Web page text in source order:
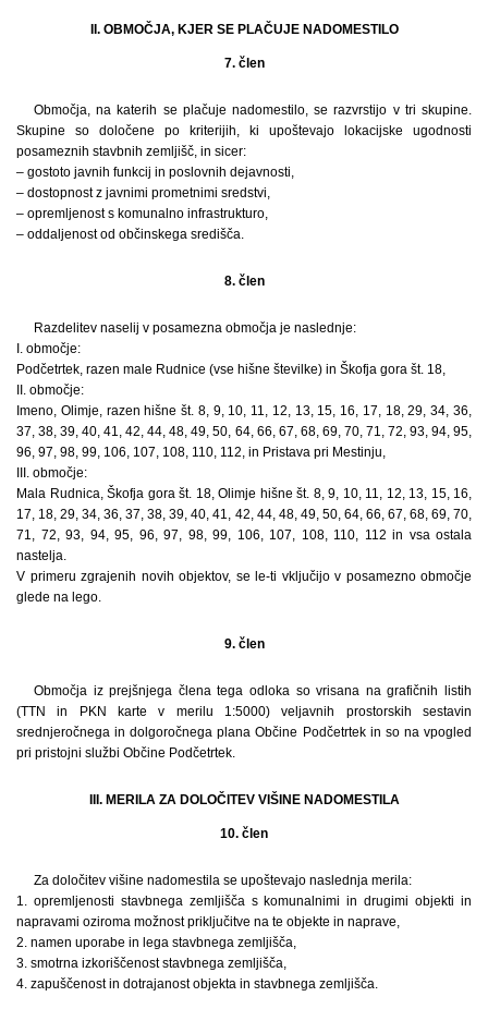
II. OBMOČJA, KJER SE PLAČUJE NADOMESTILO
7. člen
Območja, na katerih se plačuje nadomestilo, se razvrstijo v tri skupine.
Skupine so določene po kriterijih, ki upoštevajo lokacijske ugodnosti
posameznih stavbnih zemljišč, in sicer:
– gostoto javnih funkcij in poslovnih dejavnosti,
– dostopnost z javnimi prometnimi sredstvi,
– opremljenost s komunalno infrastrukturo,
– oddaljenost od občinskega središča.
8. člen
Razdelitev naselij v posamezna območja je naslednje:
I. območje:
Podčetrtek, razen male Rudnice (vse hišne številke) in Škofja gora št. 18,
II. območje:
Imeno, Olimje, razen hišne št. 8, 9, 10, 11, 12, 13, 15, 16, 17, 18, 29, 34, 36,
37, 38, 39, 40, 41, 42, 44, 48, 49, 50, 64, 66, 67, 68, 69, 70, 71, 72, 93, 94, 95,
96, 97, 98, 99, 106, 107, 108, 110, 112, in Pristava pri Mestinju,
III. območje:
Mala Rudnica, Škofja gora št. 18, Olimje hišne št. 8, 9, 10, 11, 12, 13, 15, 16,
17, 18, 29, 34, 36, 37, 38, 39, 40, 41, 42, 44, 48, 49, 50, 64, 66, 67, 68, 69, 70,
71, 72, 93, 94, 95, 96, 97, 98, 99, 106, 107, 108, 110, 112 in vsa ostala
nastelja.
V primeru zgrajenih novih objektov, se le-ti vključijo v posamezno območje
glede na lego.
9. člen
Območja iz prejšnjega člena tega odloka so vrisana na grafičnih listih
(TTN in PKN karte v merilu 1:5000) veljavnih prostorskih sestavin
srednjeročnega in dolgoročnega plana Občine Podčetrtek in so na vpogled
pri pristojni službi Občine Podčetrtek.
III. MERILA ZA DOLOČITEV VIŠINE NADOMESTILA
10. člen
Za določitev višine nadomestila se upoštevajo naslednja merila:
1. opremljenosti stavbnega zemljišča s komunalnimi in drugimi objekti in
napravami oziroma možnost priključitve na te objekte in naprave,
2. namen uporabe in lega stavbnega zemljišča,
3. smotrna izkoriščenost stavbnega zemljišča,
4. zapuščenost in dotrajanost objekta in stavbnega zemljišča.